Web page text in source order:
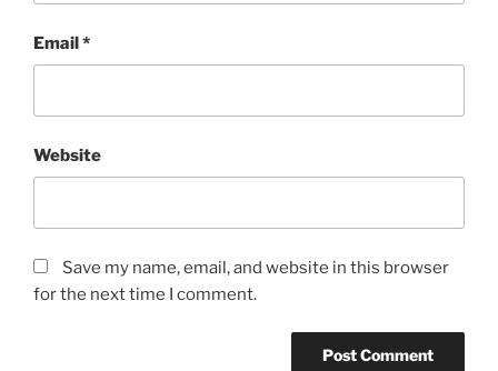
Email*
Website
Save my name, email, and website in this browser
for the next time I comment.